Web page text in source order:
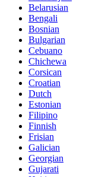
Belarusian
Bengali
Bosnian
Bulgarian
Cebuano
Chichewa
Corsican
Croatian
Dutch
Estonian
Filipino
Finnish
Frisian
Galician
Georgian
Gujarati